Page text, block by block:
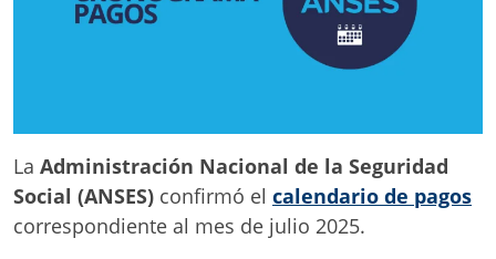
La Administración Nacional de la Seguridad
Social (ANSES) confirmó el calendario de pagos
correspondiente al mes de julio 2025.